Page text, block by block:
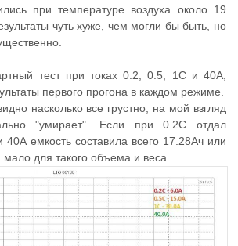
при температуре воздуха около 19
чуть хуже, чем могли бы быть, но
тест при токах 0.2, 0.5, 1С и 40А,
первого прогона в каждом режиме.
насколько все грустно, на мой взгляд
"умирает". Если при 0.2С отдал
емкость составила всего 17.28Ач или
для такого объема и веса.